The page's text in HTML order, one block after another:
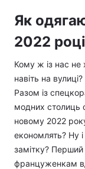
Як
2022
Кому ж із нас не
навіть на
Разом із
модних столиць
новому 2022
економлять? Ну
замітку?
француженкам